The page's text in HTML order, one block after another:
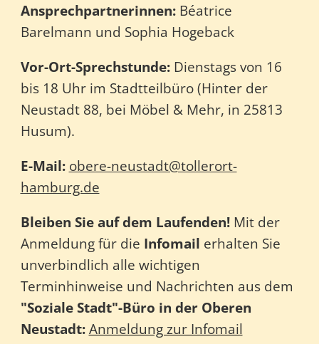
Ansprechpartnerinnen: Béatrice
Barelmann und Sophia Hogeback
Vor-Ort-Sprechstunde: Dienstags von 16
bis 18 Uhr im Stadtteilbüro (Hinter der
Neustadt 88, bei Möbel & Mehr, in 25813
Husum).
E-Mail: obere-neustadt@tollerort-
hamburg.de
Bleiben Sie auf dem Laufenden!Mit der
Anmeldung für die Infomail erhalten Sie
unverbindlich alle wichtigen
Terminhinweise und Nachrichten aus dem
"Soziale Stadt"-Büro in der Oberen
Neustadt:Anmeldung zur Infomail